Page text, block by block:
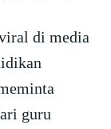
di media
guru